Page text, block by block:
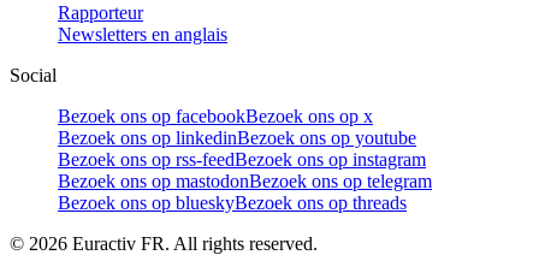
Rapporteur
Newsletters en anglais
Social
Bezoek ons op facebookBezoek ons op x
Bezoek ons op linkedinBezoek ons op youtube
Bezoek ons op rss-feedBezoek ons op instagram
Bezoek ons op mastodonBezoek ons op telegram
Bezoek ons op blueskyBezoek ons op threads
© 2026 Euractiv FR. All rights reserved.